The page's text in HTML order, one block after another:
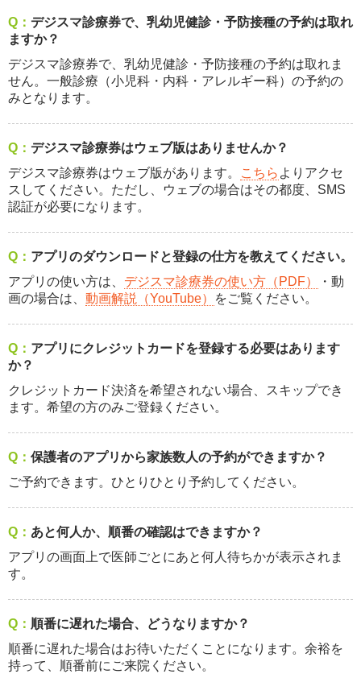
Q： デジスマ診療券で、乳幼児健診・予防接種の予約は取れ
ますか？
デジスマ診療券で、乳幼児健診・予防接種の予約は取れま
せん。一般診療（小児科・内科・アレルギー科）の予約の
みとなります。
Q： デジスマ診療券はウェブ版はありませんか？
デジスマ診療券はウェブ版があります。
こちら よりアクセ
スしてください。ただし、ウェブの場合はその都度、SMS
認証が必要になります。
Q： アプリのダウンロードと登録の仕方を教えてください。
アプリの使い方は、 デジスマ診療券の使い方（PDF）
・動
画の場合は、 動画解説（YouTube） をご覧ください。
Q： アプリにクレジットカードを登録する必要はあります
か？
クレジットカード決済を希望されない場合、スキップでき
ます。希望の方のみご登録ください。
Q： 保護者のアプリから家族数人の予約ができますか？
ご予約できます。ひとりひとり予約してください。
Q： あと何人か、順番の確認はできますか？
アプリの画面上で医師ごとにあと何人待ちかが表示されま
す。
Q： 順番に遅れた場合、どうなりますか？
順番に遅れた場合はお待いただくことになります。余裕を
持って、順番前にご来院ください。